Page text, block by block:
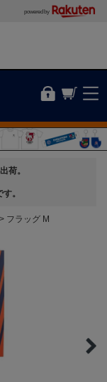
powered by
荷。
。
フラッグ M